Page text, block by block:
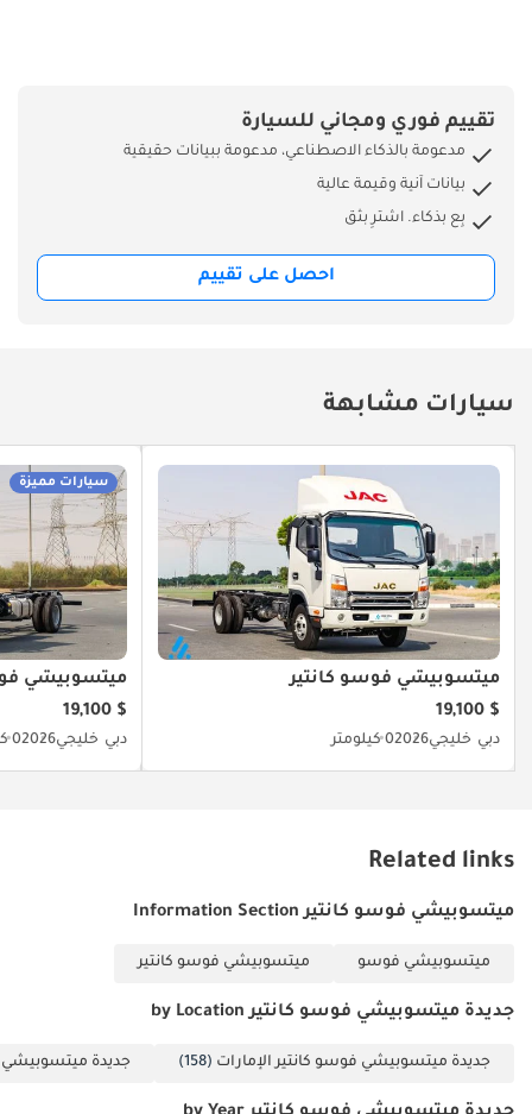
تقييم فوري ومجاني للسيارة
مدعومة بالذكاء الاصطناعي، مدعومة ببيانات حقيقية
بيانات آنية وقيمة عالية
بِع بذكاء. اشترِ بثق
احصل على تقييم
سيارات مشابهة
ميتسوبيشي فوسو كانتير
$ 19,100
دبي خليجي20260 كيلومتر
سيارات مميزة
ميتسوبيشي
$ 19,100
دبي خليجي20260 كيلومتر
Related links
ميتسوبيشي فوسو كانتير Information Section
ميتسوبيشي فوسو ميتسوبيشي فوسو كانتير
جديدة ميتسوبيشي فوسو كانتير by Location
جديدة ميتسوبيشي فوسو كانتير الإمارات (158) جديدة ميتسوبيشي